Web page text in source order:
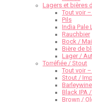
Lagers et bières
Tout voir
Pils
India Pale
Rauchbier
Bock /
Bière de
Lager /
Torréfiée / Stout
Tout voir
Stout /
Barleywine
Black IPA
Brown /